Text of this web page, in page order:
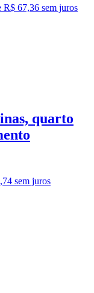
R$ 67,36 sem juros
quarto
sem juros